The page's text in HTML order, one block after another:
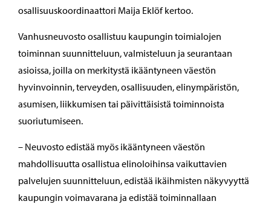
osallisuuskoordinaattori Maija Eklöf kertoo.
Vanhusneuvosto osallistuu kaupungin toimialojen
toiminnan suunnitteluun, valmisteluun ja seurantaan
asioissa, joilla on merkitystä ikääntyneen väestön
hyvinvoinnin, terveyden, osallisuuden, elinympäristön,
asumisen, liikkumisen tai päivittäisistä toiminnoista
suoriutumiseen.
– Neuvosto edistää myös ikääntyneen väestön
mahdollisuutta osallistua elinoloihinsa vaikuttavien
palvelujen suunnitteluun, edistää ikäihmisten näkyvyyttä
kaupungin voimavarana ja edistää toiminnallaan